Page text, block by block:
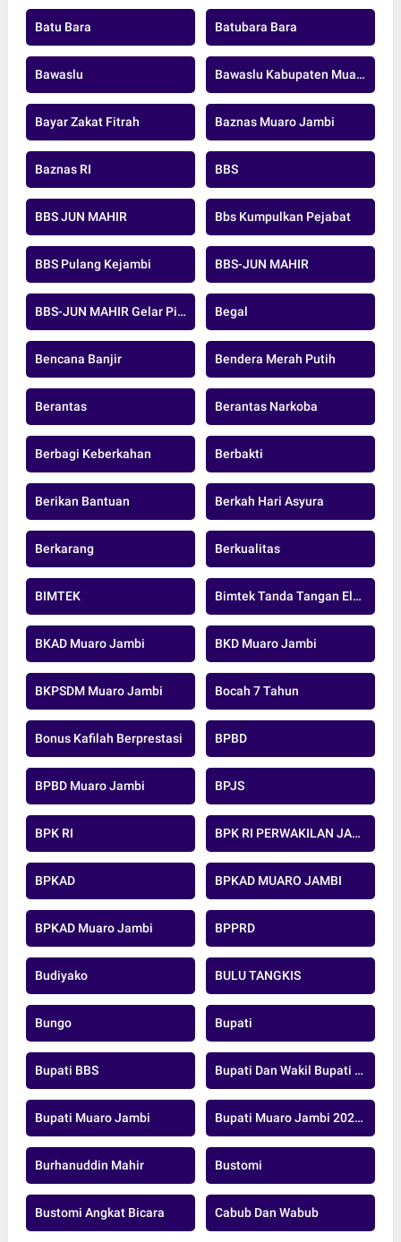
Batu Bara Batubara Bara
Bawaslu Bawaslu Kabupaten Muaro Jambi
Bayar Zakat Fitrah Baznas Muaro Jambi
Baznas RI BBS
BBS JUN MAHIR Bbs Kumpulkan Pejabat
BBS Pulang Kejambi BBS-JUN MAHIR
BBS-JUN MAHIR Gelar Pidato Pertama Begal
Bencana Banjir Bendera Merah Putih
Berantas Berantas Narkoba
Berbagi Keberkahan Berbakti
Berikan Bantuan Berkah Hari Asyura
Berkarang Berkualitas
BIMTEK Bimtek Tanda Tangan Elektronik
BKAD Muaro Jambi BKD Muaro Jambi
BKPSDM Muaro Jambi Bocah 7 Tahun
Bonus Kafilah Berprestasi BPBD
BPBD Muaro Jambi BPJS
BPK RI BPK RI PERWAKILAN JAMBI
BPKAD BPKAD MUARO JAMBI
BPKAD Muaro Jambi BPPRD
Budiyako BULU TANGKIS
Bungo Bupati
Bupati BBS Bupati Dan Wakil Bupati Muaro Jambi
Bupati Muaro Jambi Bupati Muaro Jambi 2025-2029
Burhanuddin Mahir Bustomi
Bustomi Angkat Bicara Cabub Dan Wabub